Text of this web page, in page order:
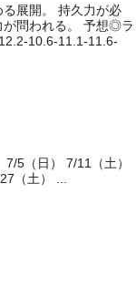
展開。 持久力が必
が問われる。 予想◎ラ
10.6-11.1-11.6-
5（日） 7/11（土）
（土） ...